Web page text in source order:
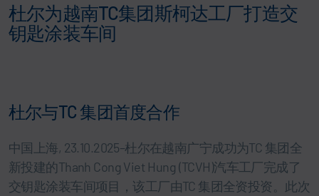
杜尔为越南TC集团斯柯达工厂打造交
钥匙涂装车间
杜尔与TC 集团首度合作
中国上海, 23.10.2025–杜尔在越南广宁成功为TC 集团全
新投建的Thanh Cong Viet Hung (TCVH)汽车工厂完成了
交钥匙涂装车间项目，该工厂由TC 集团全资投资。此次